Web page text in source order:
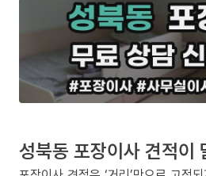
성북동 포장이사 견적이